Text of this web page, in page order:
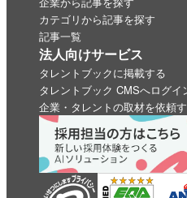
カテゴリから記事を探す
記事一覧
法人向けサービス
タレントブックに掲載する
タレントブック CMSへログイ
企業・タレントの取材を依頼